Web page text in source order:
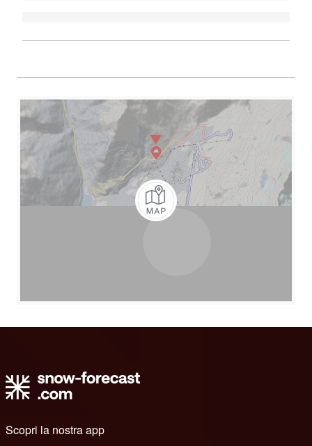
Scopri la nostra app